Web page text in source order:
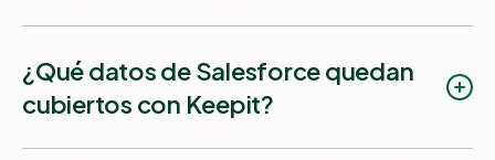
¿Qué datos de Salesforce quedan
cubiertos con Keepit?